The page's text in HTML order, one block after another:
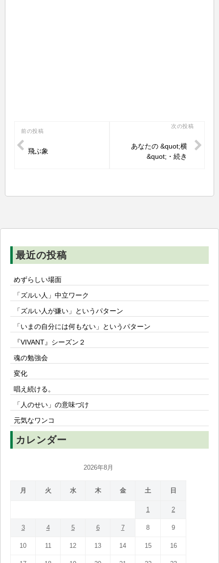
投
稿
ー
前の投稿
飛ぶ象
次の投稿
あなたの &quot;横
&quot;・続き
最近の投稿
めずらしい場面
「ズルい人」中立ワーク
「ズルい人が嫌い」というパターン
「いまの自分には何もない」というパターン
『VIVANT』シーズン２
魂の勉強会
変化
唱え続ける。
「人のせい」の意味づけ
元気なワンコ
カレンダー
2026年8月
月 火 水 木 金 土 日
1 2
3 4 5 6 7 8 9
10 11 12 13 14 15 16